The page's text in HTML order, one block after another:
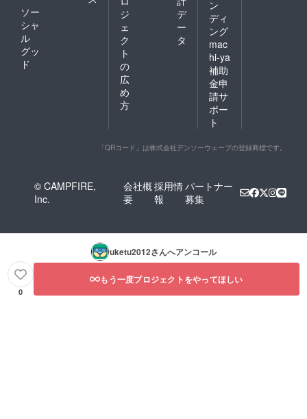
ソー
シャ
ル
グッ
ド
ジ
ェ
ク
ト
の
広
め
方
デ
ー
タ
ン
ディ
ング
mac
hi-ya
補助
金申
請サ
ポー
ト
「QRコード」は株式会社デンソーウェーブの登録商標です。
© CAMPFIRE,
Inc.
会社概
要
採用情
報
パートナー
募集
uketu2012さんへアンコール
0
もう一度プロジェクトをやってほしい